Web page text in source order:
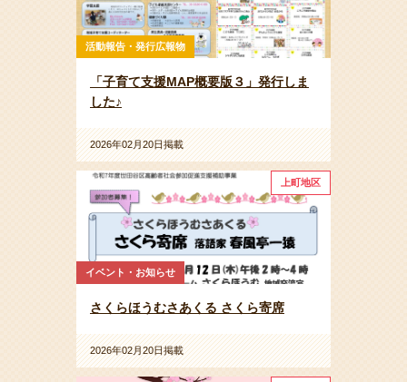
活動報告・発行広報物
「子育て支援MAP概要版３」発行しま
した♪
2026年02月20日掲載
上町地区
イベント・お知らせ
さくらほうむさあくる さくら寄席
2026年02月20日掲載